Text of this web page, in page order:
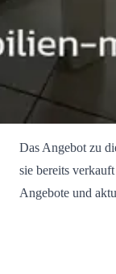
Das Angebot zu
sie bereits
Angebote und